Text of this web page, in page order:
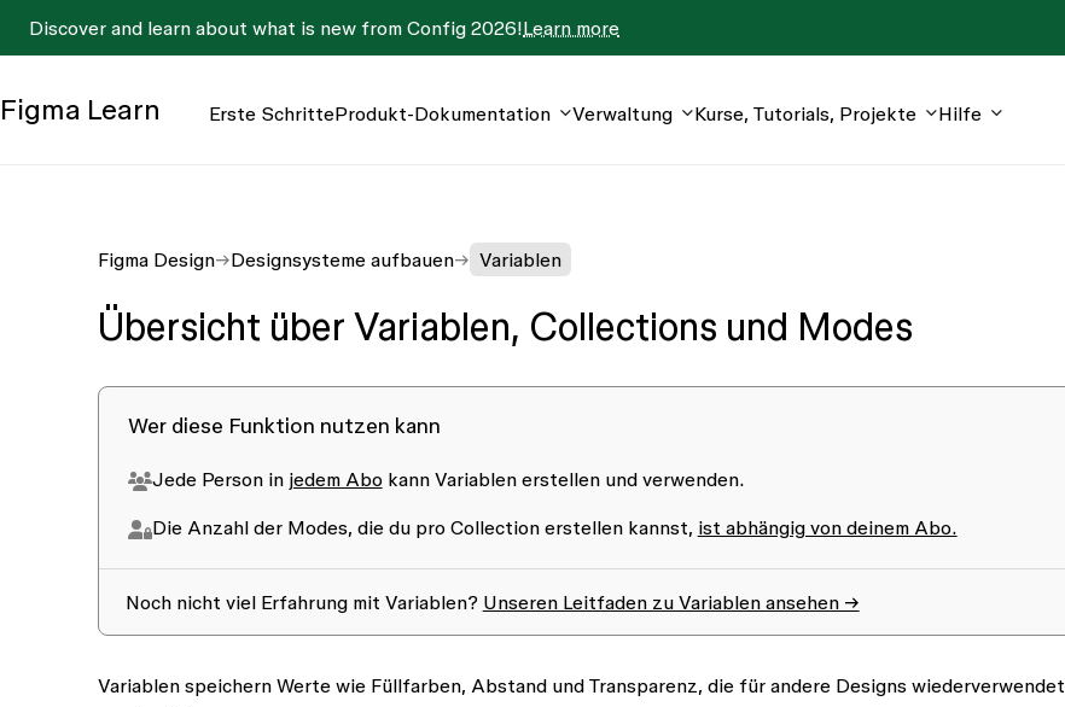
Discover and learn about what is new from Config 2026!Learn more
Figma Learn Erste SchritteProdukt-Dokumentation Verwaltung Kurse, Tutorials, Projekte Hilfe
Figma Design Designsysteme aufbauen Variablen
Übersicht über Variablen, Collections und Modes
Wer diese Funktion nutzen kann
Jede Person in jedem Abo kann Variablen erstellen und verwenden.
Die Anzahl der Modes, die du pro Collection erstellen kannst, ist abhängig von deinem Abo.
Noch nicht viel Erfahrung mit Variablen? Unseren Leitfaden zu Variablen ansehen →
Variablen speichern Werte wie Füllfarben, Abstand und Transparenz, die für andere Designs wiederverwendet